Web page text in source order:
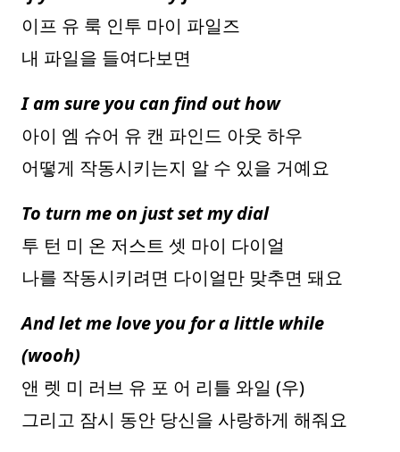
이프 유 룩 인투 마이 파일즈
내 파일을 들여다보면
I am sure you can find out how
아이 엠 슈어 유 캔 파인드 아웃 하우
어떻게 작동시키는지 알 수 있을 거예요
To turn me on just set my dial
투 턴 미 온 저스트 셋 마이 다이얼
나를 작동시키려면 다이얼만 맞추면 돼요
And let me love you for a little while
(wooh)
앤 렛 미 러브 유 포 어 리틀 와일 (우)
그리고 잠시 동안 당신을 사랑하게 해줘요